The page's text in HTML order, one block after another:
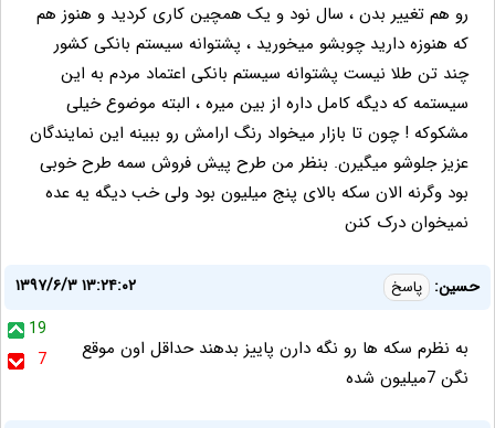
رو هم تغییر بدن ، سال نود و یک همچین کاری کردید و هنوز هم
که هنوزه دارید چوبشو میخورید ، پشتوانه سیستم بانکی کشور
چند تن طلا نیست پشتوانه سیستم بانکی اعتماد مردم به این
سیستمه که دیگه کامل داره از بین میره ، البته موضوع خیلی
مشکوکه ! چون تا بازار میخواد رنگ ارامش رو ببینه این نمایندگان
عزیز جلوشو میگیرن. بنظر من طرح پیش فروش سمه طرح خوبی
بود وگرنه الان سکه بالای پنج میلیون بود ولی خب دیگه یه عده
نمیخوان درک کنن
حسین: پاسخ
۱۳۹۷/۶/۳ ۱۳:۲۴:۰۲
19
7
به نظرم سکه ها رو نگه دارن پاییز بدهند حداقل اون موقع
نگن 7میلیون شده